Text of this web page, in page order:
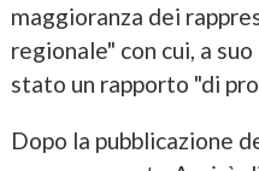
maggioranza dei
regionale" con cui, a
stato un rapporto "di
Dopo la pubblicazione